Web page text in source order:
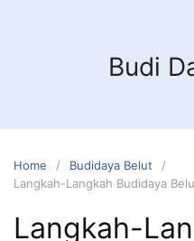
Budi
Home
Budidaya Belut
Langkah-Langkah Budidaya
Langkah-